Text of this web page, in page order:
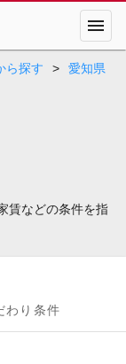
menu
ら探す >
愛知県
賃などの条件を指
わり条件